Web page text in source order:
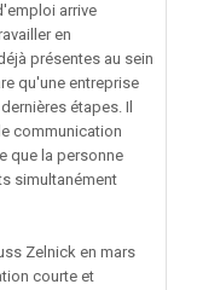
arrive
en
présentes au sein
qu'une entreprise
étapes. Il
communication
que la personne
simultanément
Zelnick en mars
courte et